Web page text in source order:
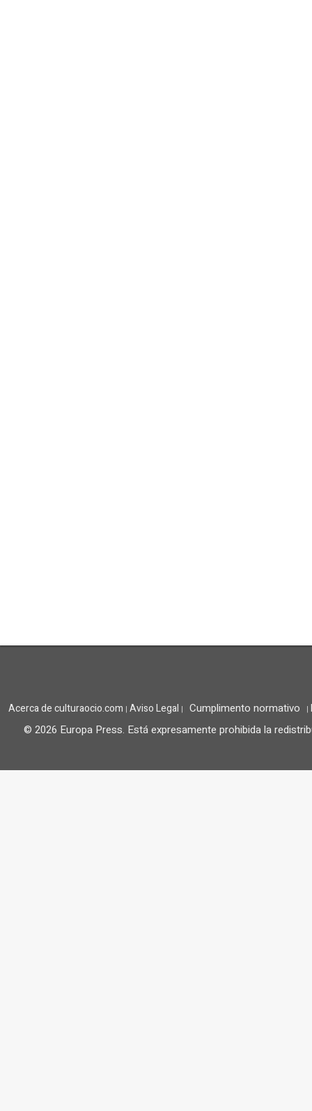
Acerca de culturaocio.com | Aviso Legal | Cumplimento normativo |
© 2026 Europa Press. Está expresamente prohibida la